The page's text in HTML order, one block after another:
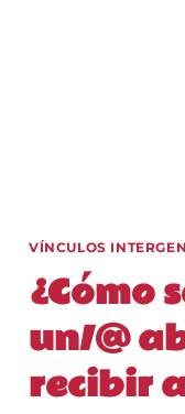
VÍNCULOS
¿Cómo
un/@
recibir